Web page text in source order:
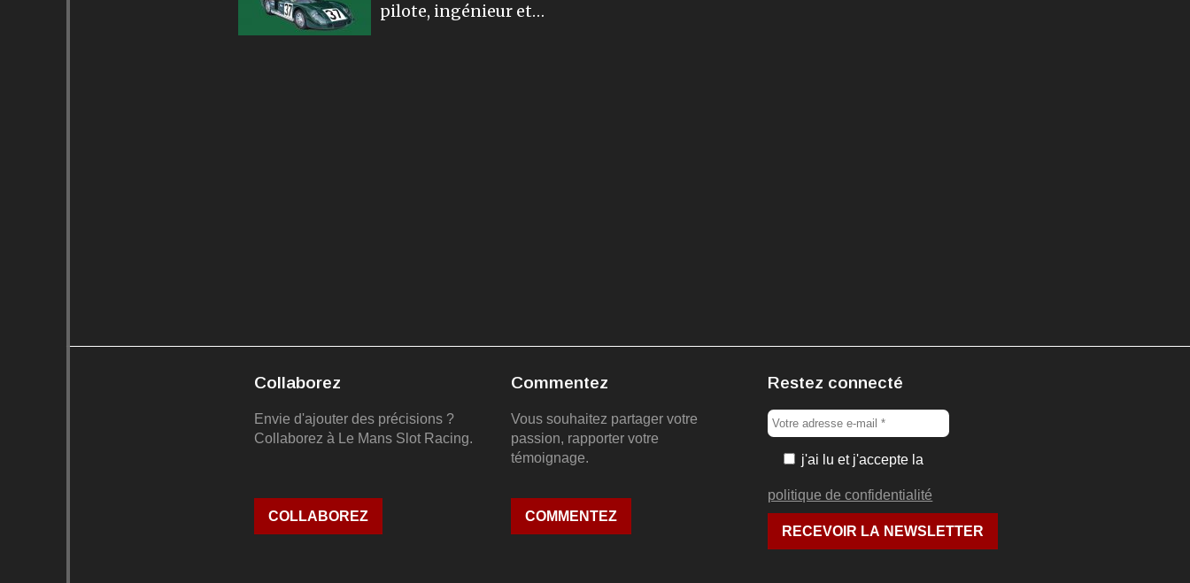
pilote, ingénieur et…
Collaborez
Envie d'ajouter des précisions ?
Collaborez à Le Mans Slot Racing.
COLLABOREZ
Commentez
Vous souhaitez partager votre
passion, rapporter votre
témoignage.
COMMENTEZ
Restez connecté
j'ai lu et j'accepte la
politique de confidentialité